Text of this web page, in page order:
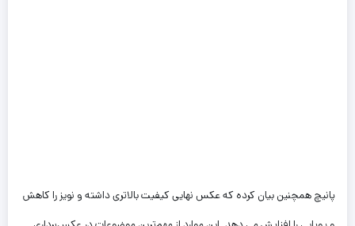
پانیچ همچنین بیان کرده که عکس نهایی کیفیت بالاتری داشته و نویز را کاهش